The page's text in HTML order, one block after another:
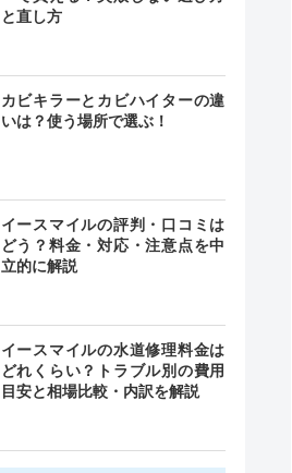
と直し方
カビキラーとカビハイターの違
いは？使う場所で選ぶ！
イースマイルの評判・口コミは
どう？料金・対応・注意点を中
立的に解説
イースマイルの水道修理料金は
どれくらい？トラブル別の費用
目安と相場比較・内訳を解説